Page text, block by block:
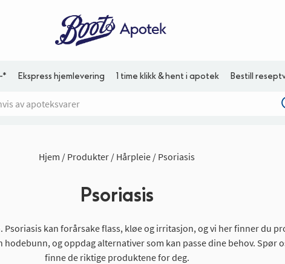
* Ekspress hjemlevering 1 time klikk & hent i apotek Bestill
Hjem Produkter Hårpleie Psoriasis
Psoriasis
kan forårsake flass, kløe og irritasjon, og vi her finner du
og oppdag alternativer som kan passe dine behov. Spør
finne de riktige produktene for deg.